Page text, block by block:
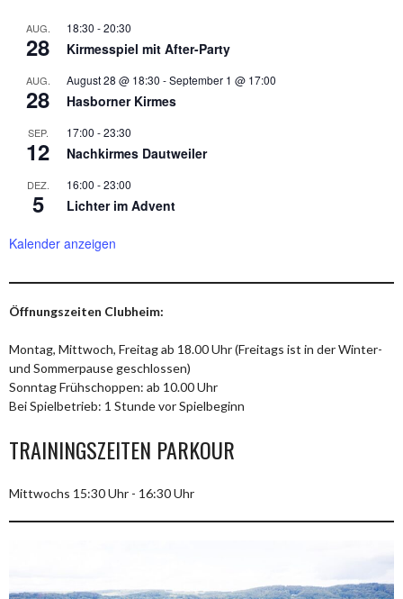
AUG.
28
18:30 -20:30
Kirmesspiel mit After-Party
AUG.
28
August 28 @ 18:30 -September 1 @ 17:00
Hasborner Kirmes
SEP.
12
17:00 -23:30
Nachkirmes Dautweiler
DEZ.
5
16:00 -23:00
Lichter im Advent
Kalender anzeigen
Öffnungszeiten Clubheim:
Montag, Mittwoch, Freitag ab 18.00 Uhr (Freitags ist in der Winter-
und Sommerpause geschlossen)
Sonntag Frühschoppen: ab 10.00 Uhr
Bei Spielbetrieb: 1 Stunde vor Spielbeginn
TRAININGSZEITEN PARKOUR
Mittwochs 15:30 Uhr - 16:30 Uhr